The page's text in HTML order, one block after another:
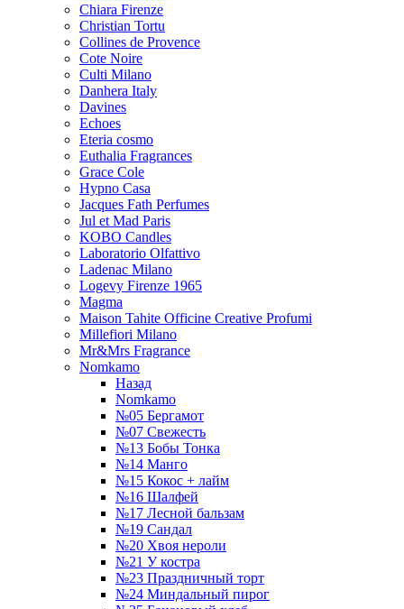
Chiara Firenze
Christian Tortu
Collines de Provence
Cote Noire
Culti Milano
Danhera Italy
Davines
Echoes
Eteria cosmo
Euthalia Fragrances
Grace Cole
Hypno Casa
Jacques Fath Perfumes
Jul et Mad Paris
KOBO Candles
Laboratorio Olfattivo
Ladenac Milano
Logevy Firenze 1965
Magma
Maison Tahite Officine Creative Profumi
Millefiori Milano
Mr&Mrs Fragrance
Nomkamo
Назад
Nomkamo
№05 Бергамот
№07 Свежесть
№13 Бобы Тонка
№14 Манго
№15 Кокос + лайм
№16 Шалфей
№17 Лесной бальзам
№19 Сандал
№20 Хвоя нероли
№21 У костра
№23 Праздничный торт
№24 Миндальный пирог